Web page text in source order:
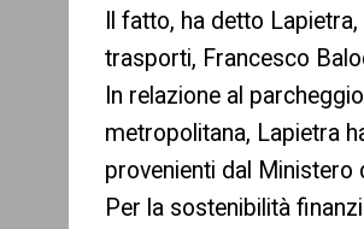
Il fatto, ha detto
trasporti, Francesco
In relazione al
metropolitana, Lapietra
provenienti dal Ministero
Per la sostenibilità